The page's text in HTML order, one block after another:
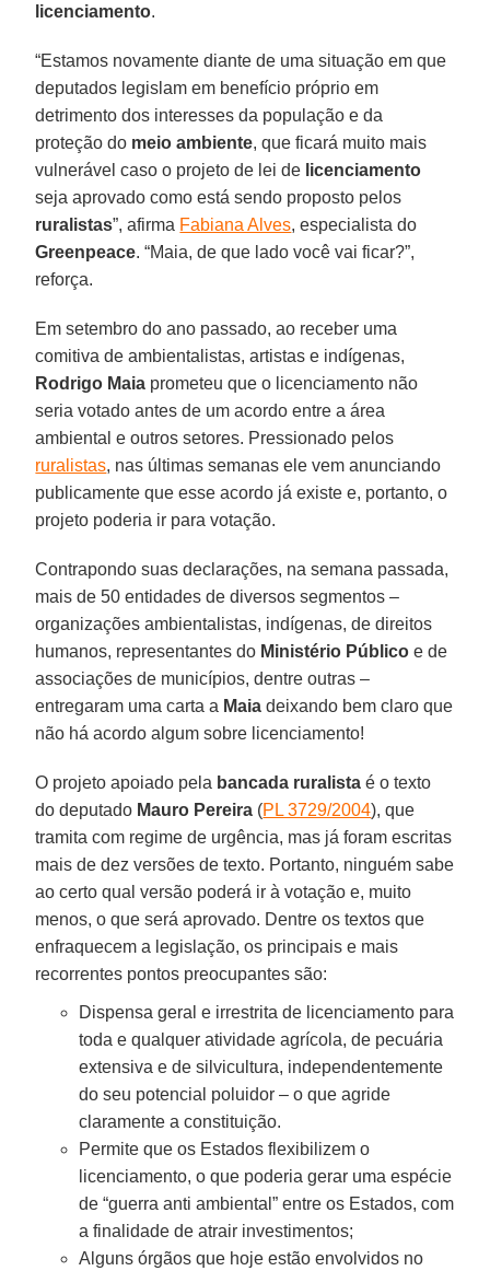
licenciamento.
“Estamos novamente diante de uma situação em que
deputados legislam em benefício próprio em
detrimento dos interesses da população e da
proteção do meio ambiente, que ficará muito mais
vulnerável caso o projeto de lei de licenciamento
seja aprovado como está sendo proposto pelos
ruralistas”, afirma Fabiana Alves, especialista do
Greenpeace. “Maia, de que lado você vai ficar?”,
reforça.
Em setembro do ano passado, ao receber uma
comitiva de ambientalistas, artistas e indígenas,
Rodrigo Maia prometeu que o licenciamento não
seria votado antes de um acordo entre a área
ambiental e outros setores. Pressionado pelos
ruralistas, nas últimas semanas ele vem anunciando
publicamente que esse acordo já existe e, portanto, o
projeto poderia ir para votação.
Contrapondo suas declarações, na semana passada,
mais de 50 entidades de diversos segmentos –
organizações ambientalistas, indígenas, de direitos
humanos, representantes do Ministério Público e de
associações de municípios, dentre outras –
entregaram uma carta a Maia deixando bem claro que
não há acordo algum sobre licenciamento!
O projeto apoiado pela bancada ruralista é o texto
do deputado Mauro Pereira (PL 3729/2004), que
tramita com regime de urgência, mas já foram escritas
mais de dez versões de texto. Portanto, ninguém sabe
ao certo qual versão poderá ir à votação e, muito
menos, o que será aprovado. Dentre os textos que
enfraquecem a legislação, os principais e mais
recorrentes pontos preocupantes são:
Dispensa geral e irrestrita de licenciamento para
toda e qualquer atividade agrícola, de pecuária
extensiva e de silvicultura, independentemente
do seu potencial poluidor – o que agride
claramente a constituição.
Permite que os Estados flexibilizem o
licenciamento, o que poderia gerar uma espécie
de “guerra anti ambiental” entre os Estados, com
a finalidade de atrair investimentos;
Alguns órgãos que hoje estão envolvidos no